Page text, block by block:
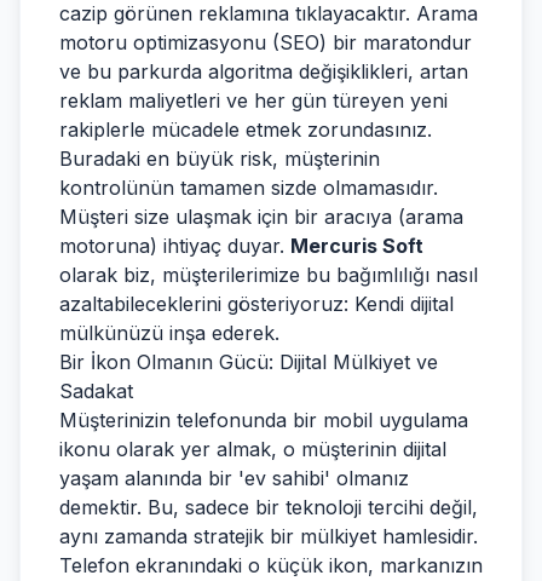
cazip görünen reklamına tıklayacaktır. Arama
motoru optimizasyonu (SEO) bir maratondur
ve bu parkurda algoritma değişiklikleri, artan
reklam maliyetleri ve her gün türeyen yeni
rakiplerle mücadele etmek zorundasınız.
Buradaki en büyük risk, müşterinin
kontrolünün tamamen sizde olmamasıdır.
Müşteri size ulaşmak için bir aracıya (arama
motoruna) ihtiyaç duyar. Mercuris Soft
olarak biz, müşterilerimize bu bağımlılığı nasıl
azaltabileceklerini gösteriyoruz: Kendi dijital
mülkünüzü inşa ederek.
Bir İkon Olmanın Gücü: Dijital Mülkiyet ve
Sadakat
Müşterinizin telefonunda bir mobil uygulama
ikonu olarak yer almak, o müşterinin dijital
yaşam alanında bir 'ev sahibi' olmanız
demektir. Bu, sadece bir teknoloji tercihi değil,
aynı zamanda stratejik bir mülkiyet hamlesidir.
Telefon ekranındaki o küçük ikon, markanızın